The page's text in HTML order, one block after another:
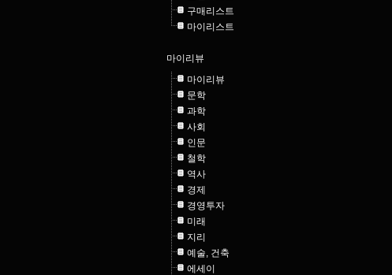
구매리스트
마이리스트
마이리뷰
마이리뷰
문학
과학
사회
인문
철학
역사
경제
경영투자
미래
지리
예술, 건축
에세이